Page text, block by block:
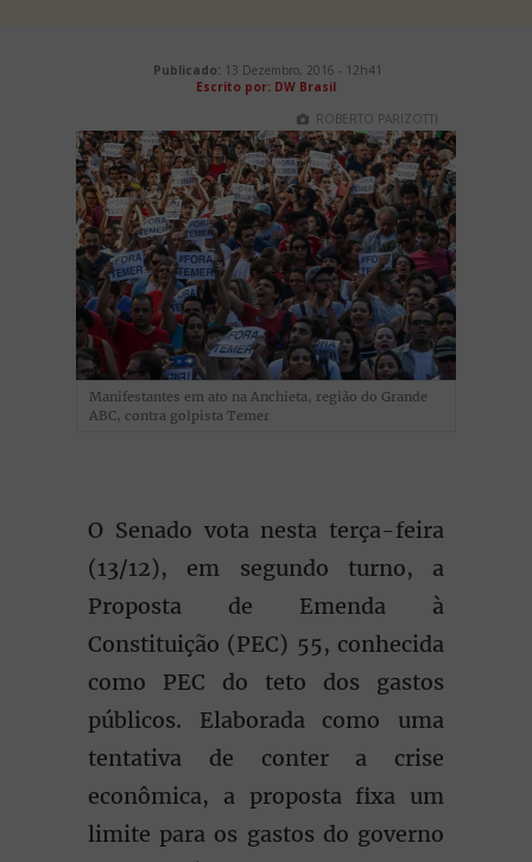
Publicado: 13 Dezembro, 2016 - 12h41
Escrito por: DW Brasil
ROBERTO PARIZOTTI
Manifestantes em ato na Anchieta, região do Grande
ABC, contra golpista Temer
O Senado vota nesta terça-feira
(13/12), em segundo turno, a
Proposta de Emenda à
Constituição (PEC) 55, conhecida
como PEC do teto dos gastos
públicos. Elaborada como uma
tentativa de conter a crise
econômica, a proposta fixa um
limite para os gastos do governo